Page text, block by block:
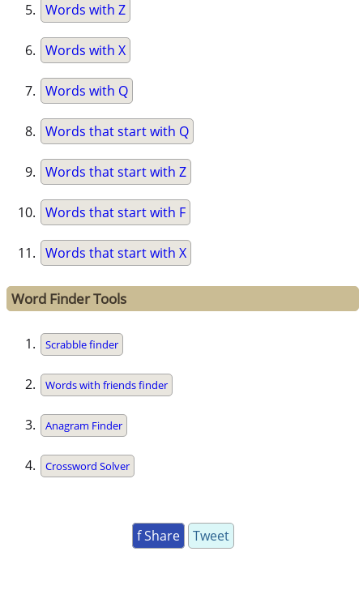
Words with Z
Words with X
Words with Q
Words that start with Q
Words that start with Z
Words that start with F
Words that start with X
Word Finder Tools
Scrabble finder
Words with friends finder
Anagram Finder
Crossword Solver
f Share Tweet